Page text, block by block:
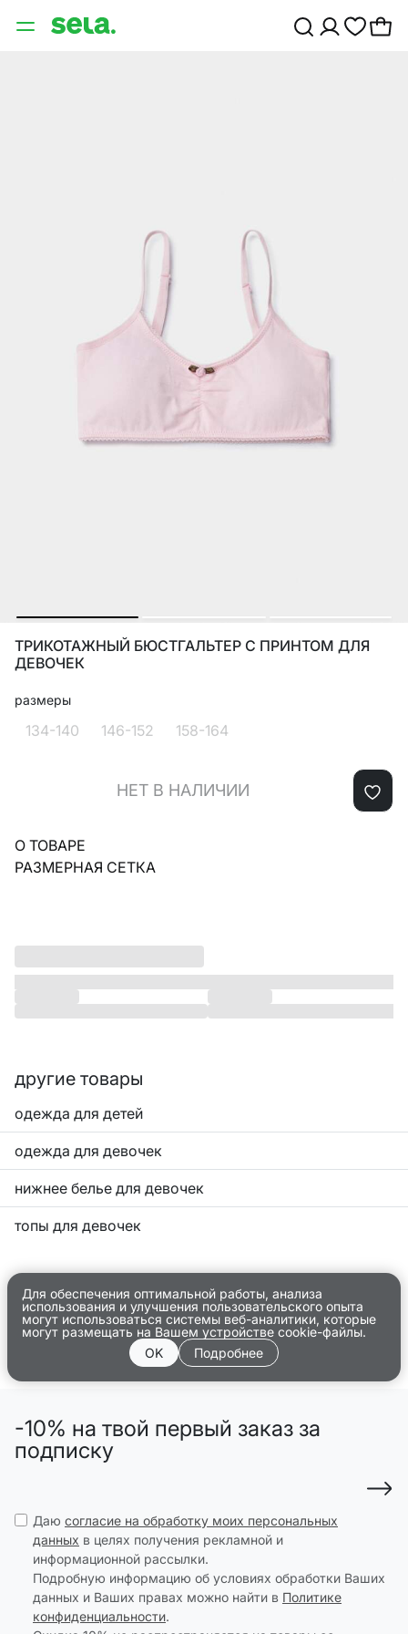
ТРИКОТАЖНЫЙ БЮСТГАЛЬТЕР С ПРИНТОМ ДЛЯ
ДЕВОЧЕК
размеры
134-140 146-152 158-164
НЕТ В НАЛИЧИИ
О ТОВАРЕ
РАЗМЕРНАЯ СЕТКА
другие товары
одежда для детей
одежда для девочек
нижнее белье для девочек
топы для девочек
Для обеспечения оптимальной работы, анализа
использования и улучшения пользовательского опыта
могут использоваться системы веб-аналитики, которые
могут размещать на Вашем устройстве cookie-файлы.
OK
Подробнее
-10% на твой первый заказ за
подписку
Даю согласие на обработку моих персональных
данных в целях получения рекламной и
информационной рассылки.
Подробную информацию об условиях обработки Ваших
данных и Ваших правах можно найти в Политике
конфиденциальности.